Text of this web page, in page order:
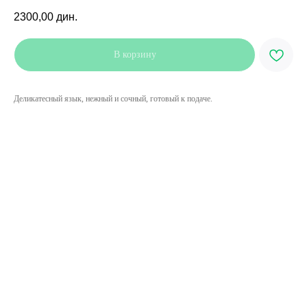
2300,00 дин.
В корзину
Деликатесный язык, нежный и сочный, готовый к подаче.